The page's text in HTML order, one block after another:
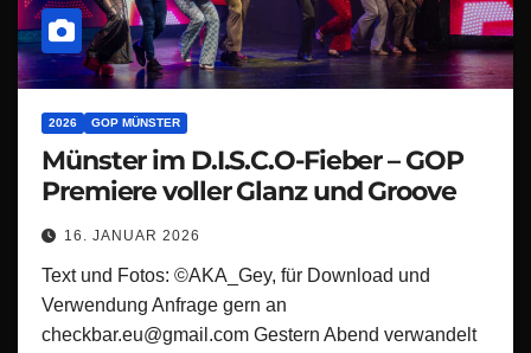
2026 GOP MÜNSTER
Münster im D.I.S.C.O-Fieber – GOP
Premiere voller Glanz und Groove
16. JANUAR 2026
Text und Fotos: ©AKA_Gey, für Download und
Verwendung Anfrage gern an
checkbar.eu@gmail.com Gestern Abend verwandelt